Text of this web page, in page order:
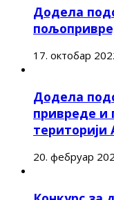
Додела
17. октобар
Додела
привреде и
територији
20. фебруар